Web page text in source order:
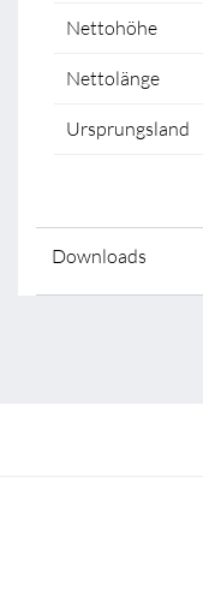
Nettohöhe
Nettolänge
Ursprungsland
Downloads